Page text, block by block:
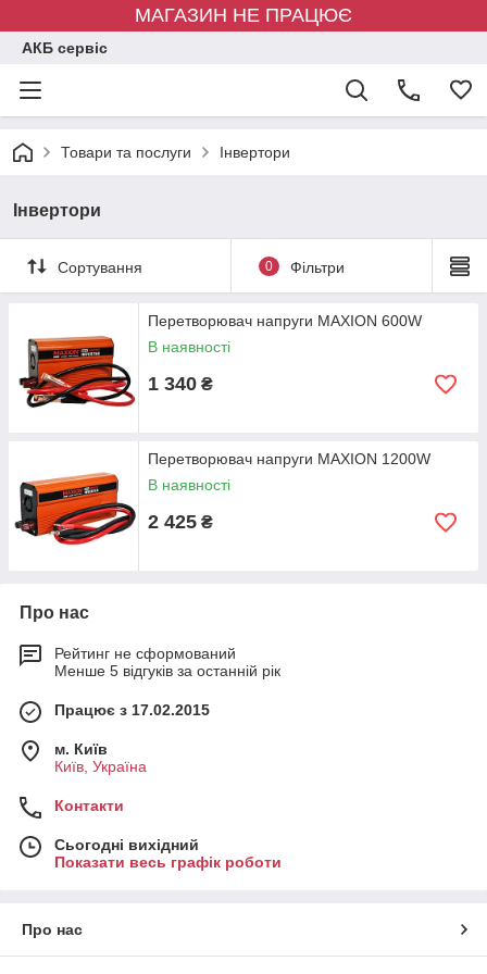
МАГАЗИН НЕ ПРАЦЮЄ
АКБ сервіс
Товари та послуги Інвертори
Інвертори
Сортування 0 Фільтри
Перетворювач напруги MAXION 600W
В наявності
1 340 ₴
Перетворювач напруги MAXION 1200W
В наявності
2 425 ₴
Про нас
Рейтинг не сформований
Менше 5 відгуків за останній рік
Працює з 17.02.2015
м. Київ
Київ, Україна
Контакти
Сьогодні вихідний
Показати весь графік роботи
Про нас